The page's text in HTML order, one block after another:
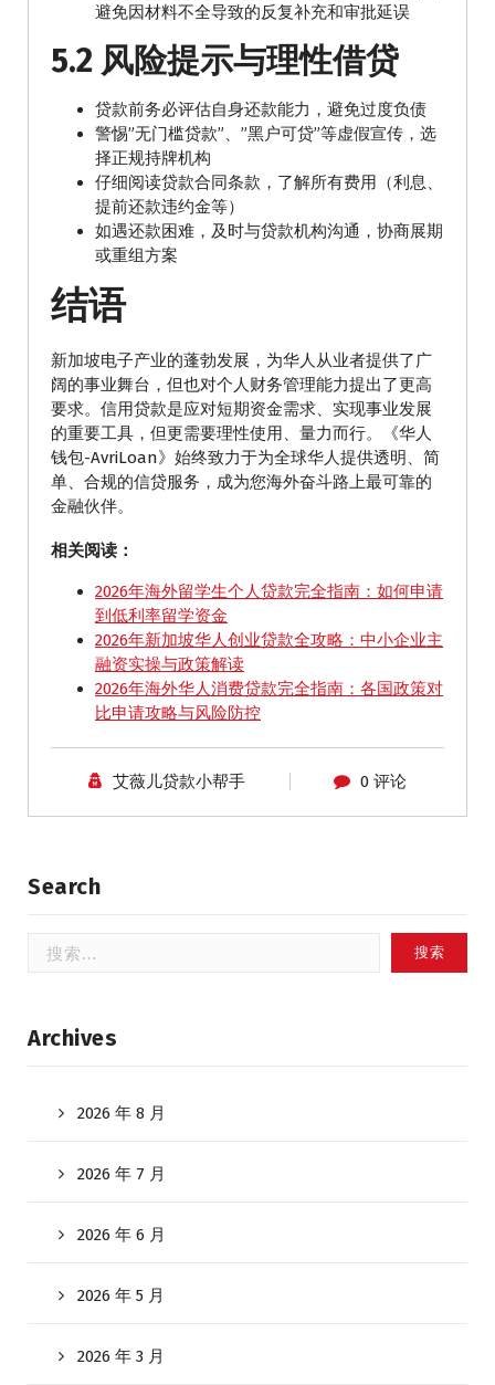
避免因材料不全导致的反复补充和审批延误
5.2 风险提示与理性借贷
贷款前务必评估自身还款能力，避免过度负债
警惕”无门槛贷款”、”黑户可贷”等虚假宣传，选
择正规持牌机构
仔细阅读贷款合同条款，了解所有费用（利息、
提前还款违约金等）
如遇还款困难，及时与贷款机构沟通，协商展期
或重组方案
结语
新加坡电子产业的蓬勃发展，为华人从业者提供了广
阔的事业舞台，但也对个人财务管理能力提出了更高
要求。信用贷款是应对短期资金需求、实现事业发展
的重要工具，但更需要理性使用、量力而行。《华人
钱包-AvriLoan》始终致力于为全球华人提供透明、简
单、合规的信贷服务，成为您海外奋斗路上最可靠的
金融伙伴。
相关阅读：
2026年海外留学生个人贷款完全指南：如何申请
到低利率留学资金
2026年新加坡华人创业贷款全攻略：中小企业主
融资实操与政策解读
2026年海外华人消费贷款完全指南：各国政策对
比申请攻略与风险防控
艾薇儿贷款小帮手 0 评论
Search
索：
Archives
2026 年 8 月
2026 年 7 月
2026 年 6 月
2026 年 5 月
2026 年 3 月